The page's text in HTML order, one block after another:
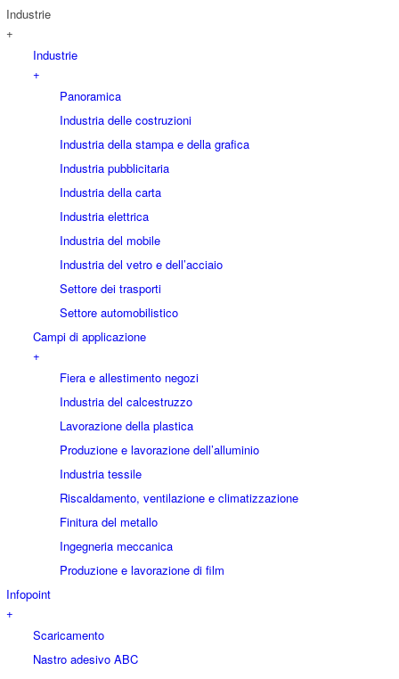
Industrie
+
Industrie
+
Panoramica
Industria delle costruzioni
Industria della stampa e della grafica
Industria pubblicitaria
Industria della carta
Industria elettrica
Industria del mobile
Industria del vetro e dell’acciaio
Settore dei trasporti
Settore automobilistico
Campi di applicazione
+
Fiera e allestimento negozi
Industria del calcestruzzo
Lavorazione della plastica
Produzione e lavorazione dell’alluminio
Industria tessile
Riscaldamento, ventilazione e climatizzazione
Finitura del metallo
Ingegneria meccanica
Produzione e lavorazione di film
Infopoint
+
Scaricamento
Nastro adesivo ABC